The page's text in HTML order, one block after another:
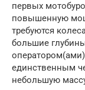
первых
повышенную
требуются
большие
оператором(ами)
единственным
небольшую